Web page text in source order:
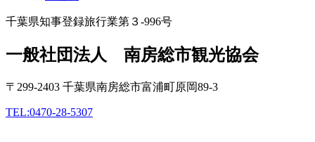
千葉県知事登録旅行業第３-996号
一般社団法人 南房総市観光協会
〒299-2403 千葉県南房総市富浦町原岡89-3
TEL:0470-28-5307